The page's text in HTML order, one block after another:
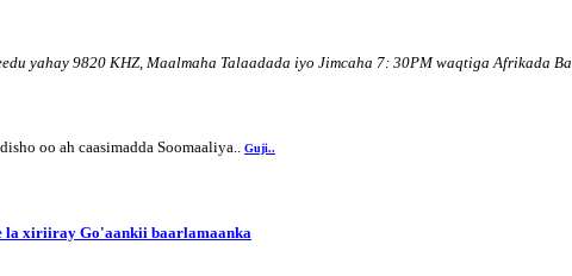
yahay 9820 KHZ, Maalmaha Talaadada iyo Jimcaha 7: 30PM waqtiga Afrikada
oo ah caasimadda Soomaaliya.. Guji..
la xiriiray Go'aankii baarlamaanka